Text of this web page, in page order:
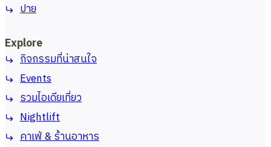
ปาย
Explore
กิจกรรมที่น่าสนใจ
Events
รวมไอเดียเที่ยว
Nightlift
คาเฟ่ & ร้านอาหาร